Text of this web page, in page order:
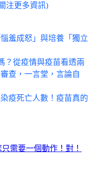
注更多資訊)
羞成怒」與培養「獨立
？從疫情與疫苗看透兩
查，一言堂，言論自
疫死亡人數！疫苗真的
需要一個動作！對！